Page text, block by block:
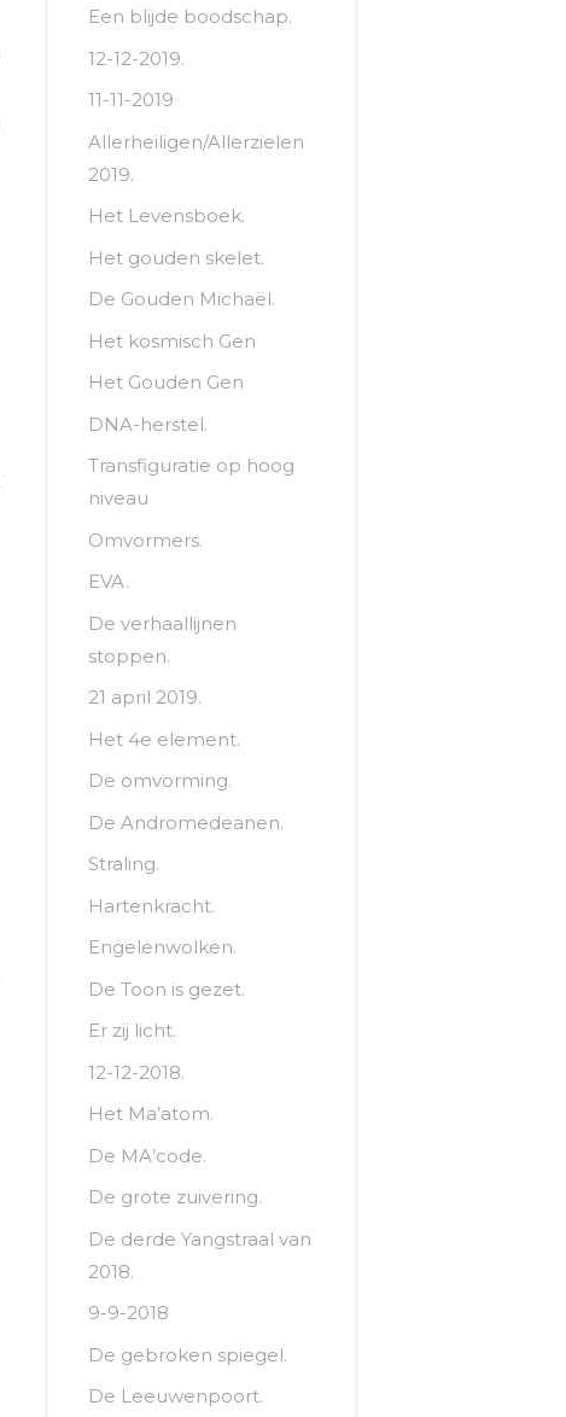
Een blijde boodschap.
12-12-2019.
11-11-2019
Allerheiligen/Allerzielen
2019.
Het Levensboek.
Het gouden skelet.
De Gouden Michaël.
Het kosmisch Gen
Het Gouden Gen
DNA-herstel.
Transfiguratie op hoog
niveau
Omvormers.
EVA.
De verhaallijnen
stoppen.
21 april 2019.
Het 4e element.
De omvorming.
De Andromedeanen.
Straling.
Hartenkracht.
Engelenwolken.
De Toon is gezet.
Er zij licht.
12-12-2018.
Het Ma’atom.
De MA’code.
De grote zuivering.
De derde Yangstraal van
2018.
9-9-2018
De gebroken spiegel.
De Leeuwenpoort.